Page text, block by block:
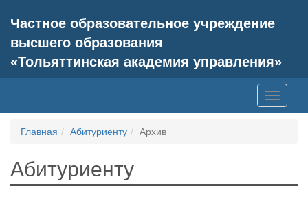
Частное образовательное учреждение
высшего образования
«Тольяттинская академия управления»
Toggle
Главная
Абитуриенту Архив
Абитуриенту